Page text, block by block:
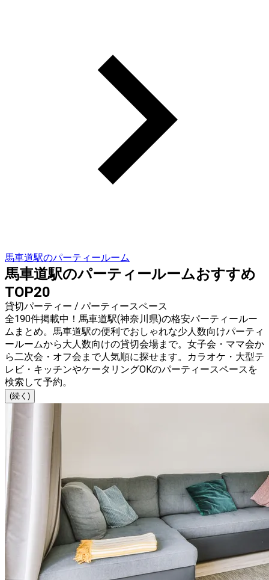
馬車道駅のパーティールーム
馬車道駅のパーティールームおすすめ
TOP20
貸切パーティー / パーティースペース
全190件掲載中！馬車道駅(神奈川県)の格安パーティールー
ムまとめ。馬車道駅の便利でおしゃれな少人数向けパーティ
ールームから大人数向けの貸切会場まで。女子会・ママ会か
ら二次会・オフ会まで人気順に探せます。カラオケ・大型テ
レビ・キッチンやケータリングOKのパーティースペースを
検索して予約。
(続く)